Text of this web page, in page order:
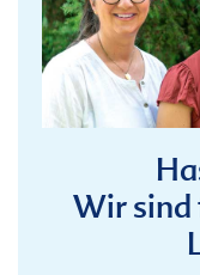
Wir sind